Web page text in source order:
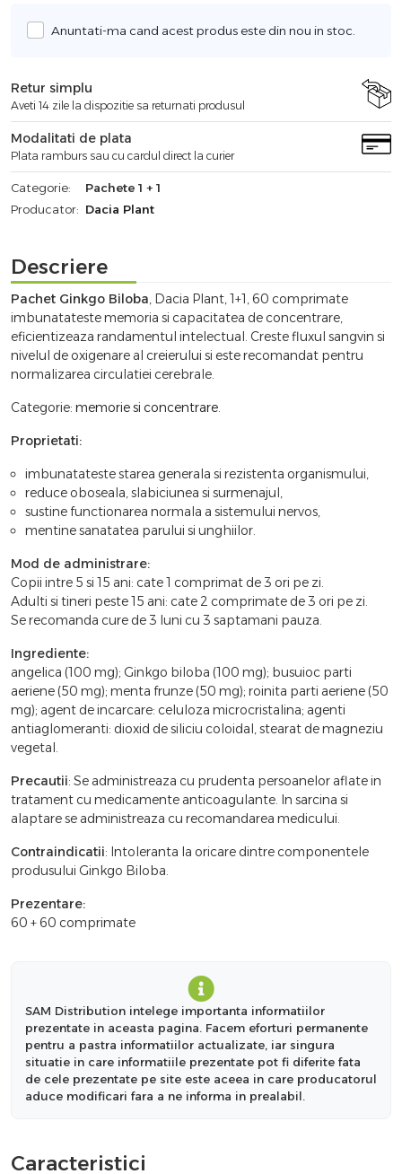
Anuntati-ma cand acest produs este din nou in stoc.
Retur simplu
Aveti 14 zile la dispozitie sa returnati produsul
Modalitati de plata
Plata ramburs sau cu cardul direct la curier
Categorie:
Pachete 1 + 1
Producator: Dacia Plant
Descriere
Pachet Ginkgo Biloba, Dacia Plant, 1+1, 60 comprimate
imbunatateste memoria si capacitatea de concentrare,
eficientizeaza randamentul intelectual. Creste fluxul sangvin si
nivelul de oxigenare al creierului si este recomandat pentru
normalizarea circulatiei cerebrale.
Categorie: memorie si concentrare.
Proprietati:
imbunatateste starea generala si rezistenta organismului,
reduce oboseala, slabiciunea si surmenajul,
sustine functionarea normala a sistemului nervos,
mentine sanatatea parului si unghiilor.
Mod de administrare:
Copii intre 5 si 15 ani: cate 1 comprimat de 3 ori pe zi.
Adulti si tineri peste 15 ani: cate 2 comprimate de 3 ori pe zi.
Se recomanda cure de 3 luni cu 3 saptamani pauza.
Ingrediente:
angelica (100 mg); Ginkgo biloba (100 mg); busuioc parti
aeriene (50 mg); menta frunze (50 mg); roinita parti aeriene (50
mg); agent de incarcare: celuloza microcristalina; agenti
antiaglomeranti: dioxid de siliciu coloidal, stearat de magneziu
vegetal.
Precautii: Se administreaza cu prudenta persoanelor aflate in
tratament cu medicamente anticoagulante. In sarcina si
alaptare se administreaza cu recomandarea medicului.
Contraindicatii: Intoleranta la oricare dintre componentele
produsului Ginkgo Biloba.
Prezentare:
60 + 60 comprimate
SAM Distribution intelege importanta informatiilor
prezentate in aceasta pagina. Facem eforturi permanente
pentru a pastra informatiilor actualizate, iar singura
situatie in care informatiile prezentate pot fi diferite fata
de cele prezentate pe site este aceea in care producatorul
aduce modificari fara a ne informa in prealabil.
Caracteristici